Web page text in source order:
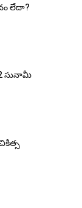
లేదా?
2 సునామీ